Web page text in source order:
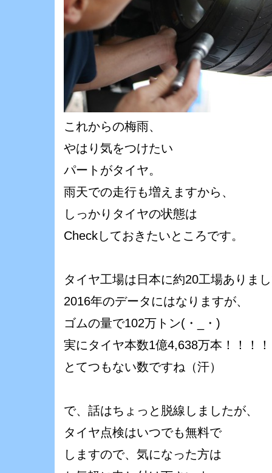
これからの梅雨、
やはり気をつけたい
パートがタイヤ。
雨天での走行も増えますから、
しっかりタイヤの状態は
Checkしておきたいところです。
タイヤ工場は日本に約20工場ありま
2016年のデータにはなりますが、
ゴムの量で102万トン(・_・)
実にタイヤ本数1億4,638万本！！！
とてつもない数ですね（汗）
で、話はちょっと脱線しましたが、
タイヤ点検はいつでも無料で
しますので、気になった方は